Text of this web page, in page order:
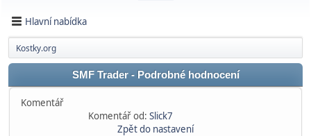
Hlavní nabídka
Kostky.org
SMF Trader - Podrobné hodnocení
Komentář
Komentář od: Slick7
Zpět do nastavení